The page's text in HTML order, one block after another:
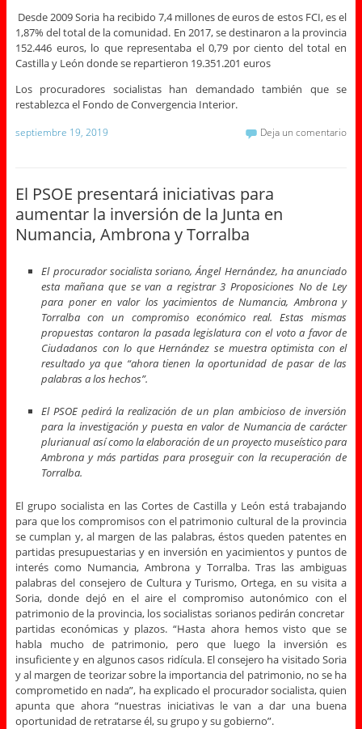
Desde 2009 Soria ha recibido 7,4 millones de euros de estos FCI, es el
1,87% del total de la comunidad. En 2017, se destinaron a la provincia
152.446 euros, lo que representaba el 0,79 por ciento del total en
Castilla y León donde se repartieron 19.351.201 euros
Los procuradores socialistas han demandado también que se
restablezca el Fondo de Convergencia Interior.
septiembre 19, 2019 Deja un comentario
El PSOE presentará iniciativas para
aumentar la inversión de la Junta en
Numancia, Ambrona y Torralba
El procurador socialista soriano, Ángel Hernández, ha anunciado
esta mañana que se van a registrar 3 Proposiciones No de Ley
para poner en valor los yacimientos de Numancia, Ambrona y
Torralba con un compromiso económico real. Estas mismas
propuestas contaron la pasada legislatura con el voto a favor de
Ciudadanos con lo que Hernández se muestra optimista con el
resultado ya que “ahora tienen la oportunidad de pasar de las
palabras a los hechos”.
El PSOE pedirá la realización de un plan ambicioso de inversión
para la investigación y puesta en valor de Numancia de carácter
plurianual así como la elaboración de un proyecto museístico para
Ambrona y más partidas para proseguir con la recuperación de
Torralba.
El grupo socialista en las Cortes de Castilla y León está trabajando
para que los compromisos con el patrimonio cultural de la provincia
se cumplan y, al margen de las palabras, éstos queden patentes en
partidas presupuestarias y en inversión en yacimientos y puntos de
interés como Numancia, Ambrona y Torralba. Tras las ambiguas
palabras del consejero de Cultura y Turismo, Ortega, en su visita a
Soria, donde dejó en el aire el compromiso autonómico con el
patrimonio de la provincia, los socialistas sorianos pedirán concretar
partidas económicas y plazos. “Hasta ahora hemos visto que se
habla mucho de patrimonio, pero que luego la inversión es
insuficiente y en algunos casos ridícula. El consejero ha visitado Soria
y al margen de teorizar sobre la importancia del patrimonio, no se ha
comprometido en nada”, ha explicado el procurador socialista, quien
apunta que ahora “nuestras iniciativas le van a dar una buena
oportunidad de retratarse él, su grupo y su gobierno”.